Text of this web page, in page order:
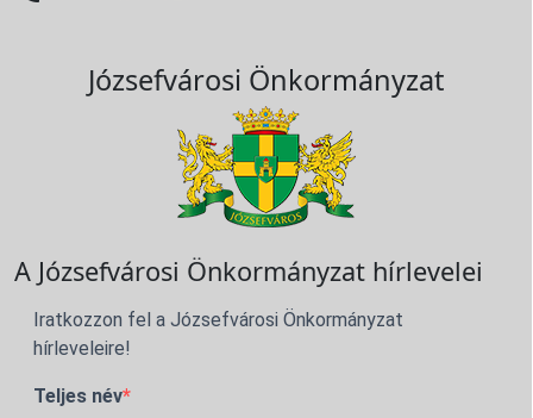
Józsefvárosi Önkormányzat
A Józsefvárosi Önkormányzat hírlevelei
Iratkozzon fel a Józsefvárosi Önkormányzat
hírleveleire!
Teljes név